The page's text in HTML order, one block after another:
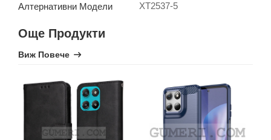
Алтернативни Модели XT2537-5
Още Продукти
Виж Повече